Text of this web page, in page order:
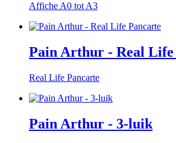
Affiche A0 tot A3
Pain Arthur - Real Life
Real Life Pancarte
Pain Arthur - 3-luik